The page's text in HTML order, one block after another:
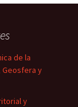
de la
Geosfera y
y